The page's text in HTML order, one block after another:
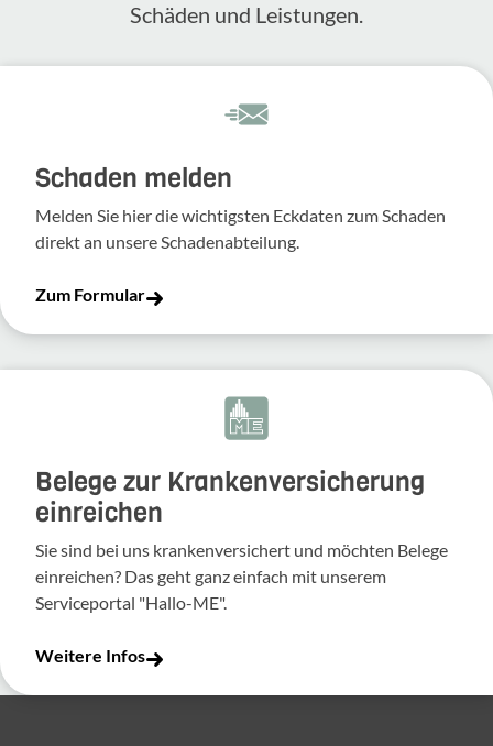
Schäden und Leis­tungen.
Schaden melden
Melden Sie hier die wich­tigsten Eckdaten zum Schaden
direkt an unsere Scha­den­ab­tei­lung.
Zum Formular
Belege zur Krankenversicherung
einreichen
Sie sind bei uns krankenversichert und möchten Belege
einreichen? Das geht ganz einfach mit unserem
Serviceportal "Hallo-ME".
Weitere Infos